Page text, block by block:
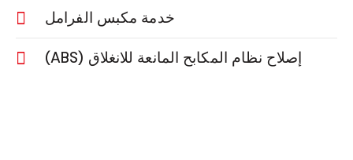
خدمة مكبس الفرامل
إصلاح نظام المكابح المانعة للانغلاق (ABS)